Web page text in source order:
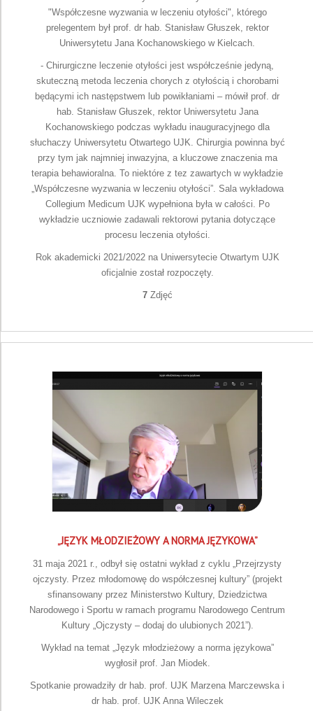
"Współczesne wyzwania w leczeniu otyłości", którego
prelegentem był prof. dr hab. Stanisław Głuszek, rektor
Uniwersytetu Jana Kochanowskiego w Kielcach.
- Chirurgiczne leczenie otyłości jest współcześnie jedyną,
skuteczną metoda leczenia chorych z otyłością i chorobami
będącymi ich następstwem lub powikłaniami – mówił prof. dr
hab. Stanisław Głuszek, rektor Uniwersytetu Jana
Kochanowskiego podczas wykładu inauguracyjnego dla
słuchaczy Uniwersytetu Otwartego UJK. Chirurgia powinna być
przy tym jak najmniej inwazyjna, a kluczowe znaczenia ma
terapia behawioralna. To niektóre z tez zawartych w wykładzie
„Współczesne wyzwania w leczeniu otyłości”. Sala wykładowa
Collegium Medicum UJK wypełniona była w całości. Po
wykładzie uczniowie zadawali rektorowi pytania dotyczące
procesu leczenia otyłości.
Rok akademicki 2021/2022 na Uniwersytecie Otwartym UJK
oficjalnie został rozpoczęty.
7Zdjęć
„JĘZYK MŁODZIEŻOWY A NORMA JĘZYKOWA”
31 maja 2021 r., odbył się ostatni wykład z cyklu „Przejrzysty
ojczysty. Przez młodomowę do współczesnej kultury” (projekt
sfinansowany przez Ministerstwo Kultury, Dziedzictwa
Narodowego i Sportu w ramach programu Narodowego Centrum
Kultury „Ojczysty – dodaj do ulubionych 2021”).
Wykład na temat „Język młodzieżowy a norma językowa”
wygłosił prof. Jan Miodek.
Spotkanie prowadziły dr hab. prof. UJK Marzena Marczewska i
dr hab. prof. UJK Anna Wileczek